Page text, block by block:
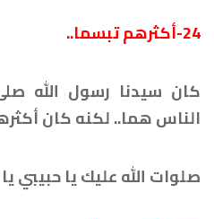
24-أكثرهم تبسما..
كان سيدنا رسول الله
الناس هما.. لكنه كان
صلوات الله عليك يا حبيبي